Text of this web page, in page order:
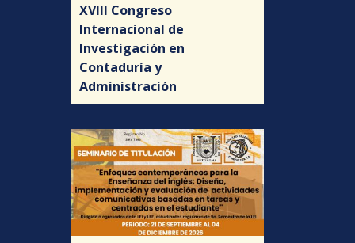
XVIII Congreso
Internacional de
Investigación en
Contaduría y
Administración